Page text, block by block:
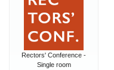
Rectors' Conference -
Single room